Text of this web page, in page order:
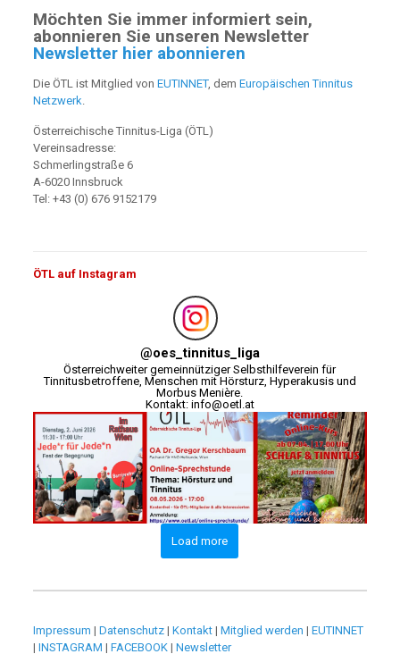
Möchten Sie immer informiert sein,
abonnieren Sie unseren Newsletter
Newsletter hier abonnieren
Die ÖTL ist Mitglied von EUTINNET, dem Europäischen Tinnitus
Netzwerk
Österreichische Tinnitus-Liga (ÖTL)
Vereinsadresse:
Schmerlingstraße 6
A-6020 Innsbruck
Tel: +43 (0) 676 9152179
ÖTL auf Instagram
@oes_tinnitus_liga
Österreichweiter gemeinnütziger Selbsthilfeverein für
Tinnitusbetroffene, Menschen mit Hörsturz, Hyperakusis und
Morbus Menière.
Kontakt: info@oetl.at
Load more
Impressum | Datenschutz| Kontakt| Mitglied werden | EUTINNET
| INSTAGRAM | FACEBOOK| Newsletter